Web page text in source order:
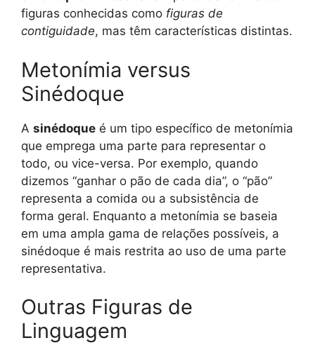
figuras conhecidas como figuras de
contiguidade, mas têm características distintas.
Metonímia versus
Sinédoque
A sinédoque é um tipo específico de metonímia
que emprega uma parte para representar o
todo, ou vice-versa. Por exemplo, quando
dizemos “ganhar o pão de cada dia”, o “pão”
representa a comida ou a subsistência de
forma geral. Enquanto a metonímia se baseia
em uma ampla gama de relações possíveis, a
sinédoque é mais restrita ao uso de uma parte
representativa.
Outras Figuras de
Linguagem